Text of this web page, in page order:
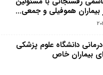
بیماران هموفیلى و جمعى...
دانشگاه علوم پزشکی
بیماران خاص